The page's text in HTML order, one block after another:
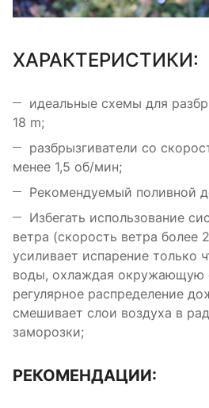
ХАРАКТЕРИСТИКИ:
идеальные схемы для
18 m;
разбрызгиватели со
менее 1,5 об/мин;
Рекомендуемый поливной
Избегать использование
ветра (скорость ветра более
усиливает испарение только
воды, охлаждая окружающую
регулярное распределение
смешивает слои воздуха в
заморозки;
РЕКОМЕНДАЦИИ: